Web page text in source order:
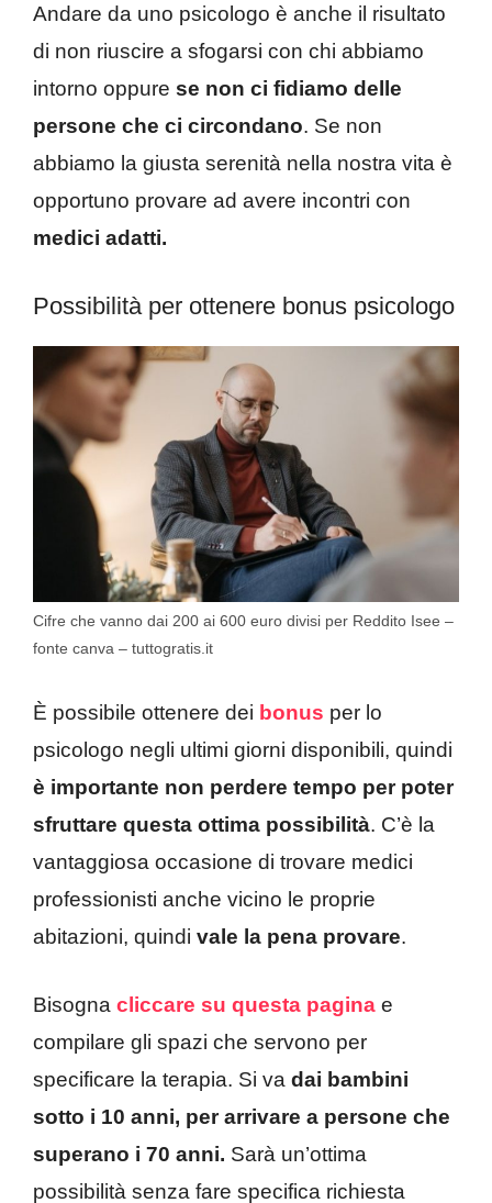
Andare da uno psicologo è anche il risultato
di non riuscire a sfogarsi con chi abbiamo
intorno oppure se non ci fidiamo delle
persone che ci circondano. Se non
abbiamo la giusta serenità nella nostra vita è
opportuno provare ad avere incontri con
medici adatti.
Possibilità per ottenere bonus psicologo
Cifre che vanno dai 200 ai 600 euro divisi per Reddito Isee –
fonte canva – tuttogratis.it
È possibile ottenere dei bonus per lo
psicologo negli ultimi giorni disponibili, quindi
è importante non perdere tempo per poter
sfruttare questa ottima possibilità. C’è la
vantaggiosa occasione di trovare medici
professionisti anche vicino le proprie
abitazioni, quindi vale la pena provare.
Bisogna cliccare su questa pagina e
compilare gli spazi che servono per
specificare la terapia. Si va dai bambini
sotto i 10 anni, per arrivare a persone che
superano i 70 anni. Sarà un’ottima
possibilità senza fare specifica richiesta